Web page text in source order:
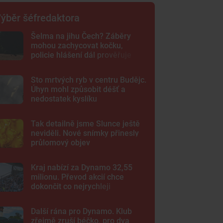
šéfredaktora
Šelma na jihu Čech? Záběry
mohou zachycovat kočku,
policie hlášení dál prověřuje
Sto mrtvých ryb v centru Budějc.
Úhyn mohl způsobit déšť a
nedostatek kyslíku
Tak detailně jsme Slunce ještě
neviděli. Nové snímky přinesly
průlomový objev
Kraj nabízí za Dynamo 32,55
milionu. Převod akcií chce
dokončit co nejrychleji
Další rána pro Dynamo. Klub
zřejmě zruší béčko, pro dva